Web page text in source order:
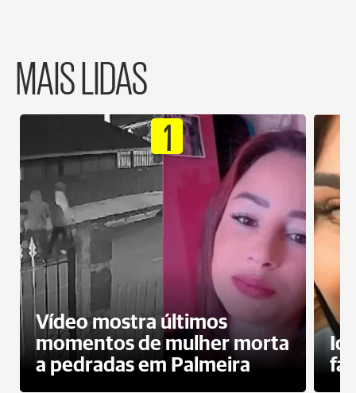
MAIS LIDAS
1
Vídeo mostra últimos
momentos de mulher morta
a pedradas em Palmeira